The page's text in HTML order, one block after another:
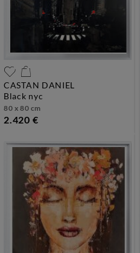
CASTAN DANIEL
black nyc
80 x 80 cm
2.420 €